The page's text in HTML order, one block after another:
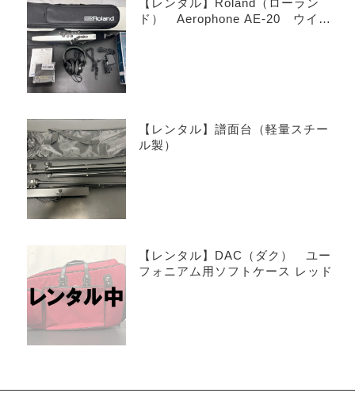
【レンタル】Roland（ローラン
ド） Aerophone AE-20 ウイン
【レンタル】譜面台（軽量スチー
ル製）
【レンタル】DAC（ダク） ユー
フォニアム用ソフトケース レッド